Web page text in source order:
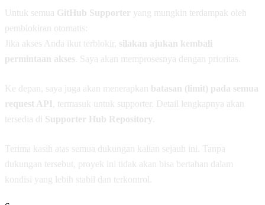
Untuk semua GitHub Supporter yang mungkin terdampak oleh
pemblokiran otomatis:
Jika akses Anda ikut terblokir, silakan ajukan kembali
permintaan akses . Saya akan memprosesnya dengan prioritas.
Ke depan, saya juga akan menerapkan batasan (limit) pada semua
request API
, termasuk untuk supporter. Detail lengkapnya akan
tersedia di Supporter Hub Repository
Terima kasih atas semua dukungan kalian sejauh ini. Tanpa
dukungan tersebut, proyek ini tidak akan bisa bertahan dalam
kondisi yang lebih stabil dan terkontrol.